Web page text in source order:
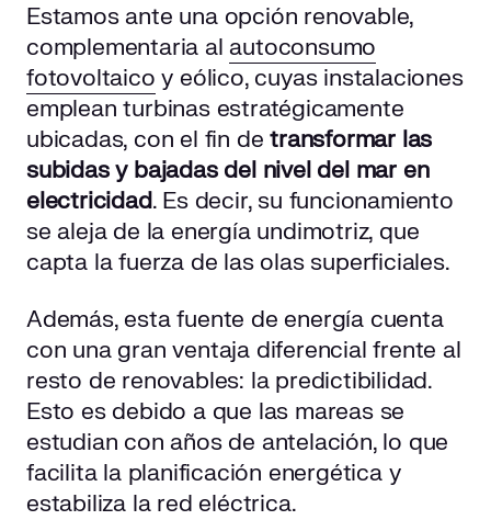
Diferencias entre la energía mareomotriz y la undimotriz
Preguntas frecuentes sobre qué es la energía
mareomotriz
¿Cuánta energía puede generar una central mareomotriz?
¿Es rentable la energía mareomotriz para empresas?
¿Qué impacto tiene en el medioambiente marino?
¿Cuál es la diferencia principal con la energía hidroeléctrica?
actualmente?
¿Cuál es el futuro de la energía mareomotriz?
Estamos ante una opción renovable,
complementaria al autoconsumo
fotovoltaico y eólico, cuyas instalaciones
emplean turbinas estratégicamente
ubicadas, con el fin detransformar las
subidas y bajadas del nivel del mar en
electricidad. Es decir, su funcionamiento
se aleja de la energía undimotriz, que
capta la fuerza de las olas superficiales.
Además, esta fuente de energía cuenta
con una gran ventaja diferencial frente al
resto de renovables: la predictibilidad.
Esto es debido a que las mareas se
estudian con años de antelación, lo que
facilita la planificación energética y
estabiliza la red eléctrica.